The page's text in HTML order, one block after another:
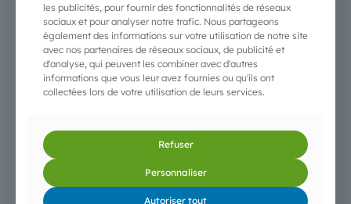
3 octobre 2025
les publicités, pour fournir des fonctionnalités de réseaux
sociaux et pour analyser notre trafic. Nous partageons
également des informations sur votre utilisation de notre site
avec nos partenaires de réseaux sociaux, de publicité et
d'analyse, qui peuvent les combiner avec d'autres
informations que vous leur avez fournies ou qu'ils ont
collectées lors de votre utilisation de leurs services.
Refuser
Personnaliser
Autoriser tout